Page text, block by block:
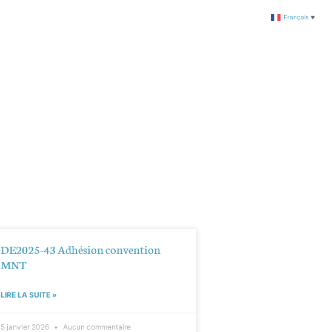
DE2025-43 Adhésion convention
MNT
LIRE LA SUITE »
5 janvier 2026 Aucun commentaire
Français ▼